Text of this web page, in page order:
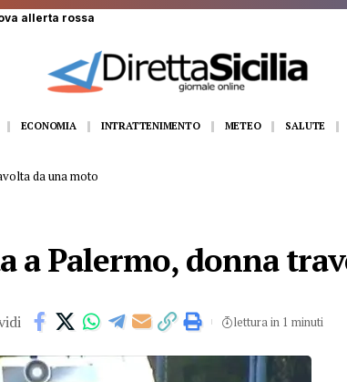
ECONOMIA INTRATTENIMENTO METEO SALUTE
da una moto
a Palermo, donna
lettura in 1 minuti